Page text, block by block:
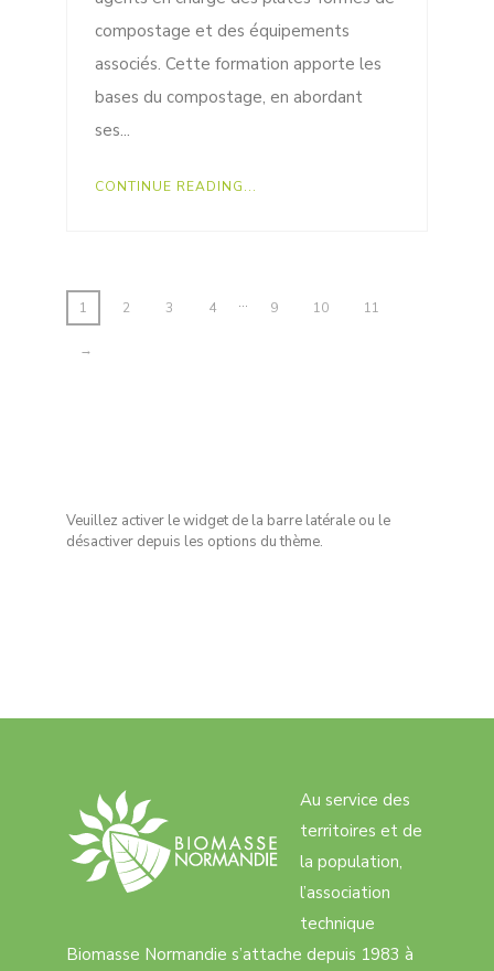
compostage et des équipements
associés. Cette formation apporte les
bases du compostage, en abordant
ses...
CONTINUE READING...
1 2 3 4 … 9 10 11
→
Veuillez activer le widget de la barre latérale ou le
désactiver depuis les options du thème.
Au service des
territoires et de
la population,
l’association
technique
Biomasse Normandie s’attache depuis 1983 à